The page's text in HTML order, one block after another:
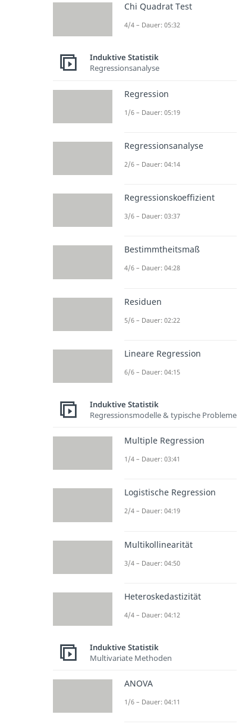
Chi Quadrat Test
4/4 – Dauer: 05:32
Induktive Statistik
Regressionsanalyse
Regression
1/6 – Dauer: 05:19
Regressionsanalyse
2/6 – Dauer: 04:14
Regressionskoeffizient
3/6 – Dauer: 03:37
Bestimmtheitsmaß
4/6 – Dauer: 04:28
Residuen
5/6 – Dauer: 02:22
Lineare Regression
6/6 – Dauer: 04:15
Induktive Statistik
Regressionsmodelle & typische Probleme
Multiple Regression
1/4 – Dauer: 03:41
Logistische Regression
2/4 – Dauer: 04:19
Multikollinearität
3/4 – Dauer: 04:50
Heteroskedastizität
4/4 – Dauer: 04:12
Induktive Statistik
Multivariate Methoden
ANOVA
1/6 – Dauer: 04:11